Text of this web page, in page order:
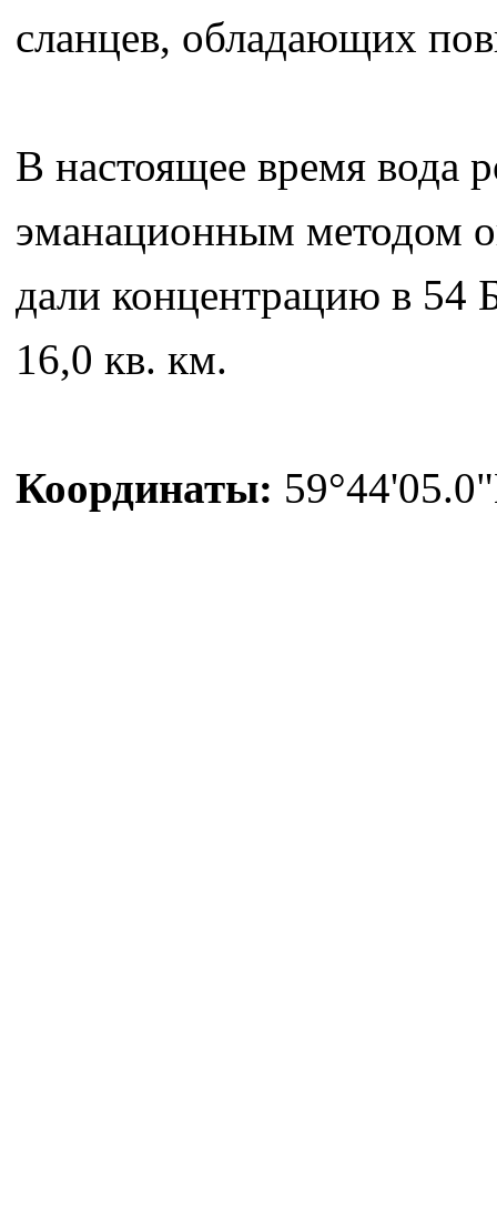
сланцев, обладающих
В настоящее время вода
эманационным методом
дали концентрацию в
16,0 кв. км.
Координаты: